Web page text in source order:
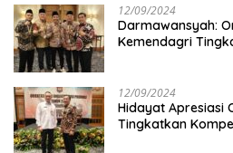
12/09/2024
Darmawansyah:
Kemendagri
12/09/2024
Hidayat Apresiasi
Tingkatkan